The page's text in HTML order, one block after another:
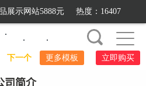
展示网站5888元 热度：16407
下一个 更多模板 立即购买